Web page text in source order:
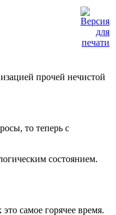
прочей нечистой
то теперь с
состоянием.
самое горячее время.